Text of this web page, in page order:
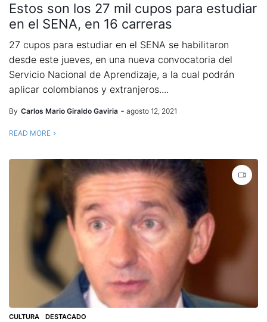
Estos son los 27 mil cupos para estudiar
en el SENA, en 16 carreras
27 cupos para estudiar en el SENA se habilitaron
desde este jueves, en una nueva convocatoria del
Servicio Nacional de Aprendizaje, a la cual podrán
aplicar colombianos y extranjeros....
By Carlos Mario Giraldo Gaviria agosto 12, 2021
READ MORE
CULTURA DESTACADO